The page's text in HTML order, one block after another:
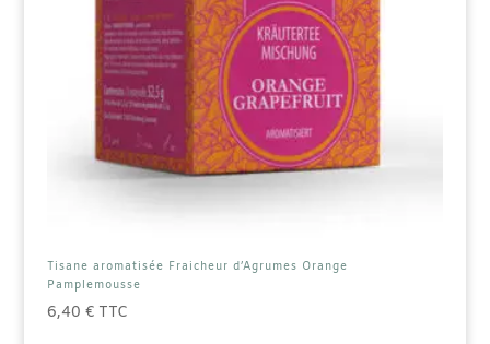
Tisane aromatisée Fraicheur d’Agrumes Orange
Pamplemousse
6,40 € TTC